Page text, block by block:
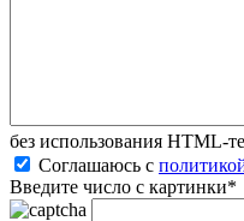
без иcпользования HTML-
Соглашаюсь с
Введите число с картинки*